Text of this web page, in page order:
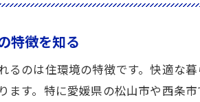
行政の子育
住民同士の
特徴を知る
るのは住環境の特徴です。快適な
ます。特に愛媛県の松山市や西条